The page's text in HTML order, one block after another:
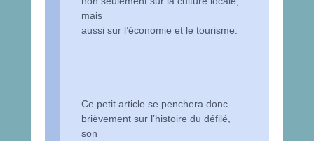
mais
aussi sur l’économie et le tourisme.
Ce petit article se penchera donc
brièvement sur l’histoire du défilé,
son